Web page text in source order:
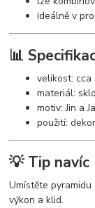
ideálně v
📊
velikost: cca
materiál: sklo
motiv: Jin a
použití:
💡 Tip navíc
Umístěte
výkon a klid.